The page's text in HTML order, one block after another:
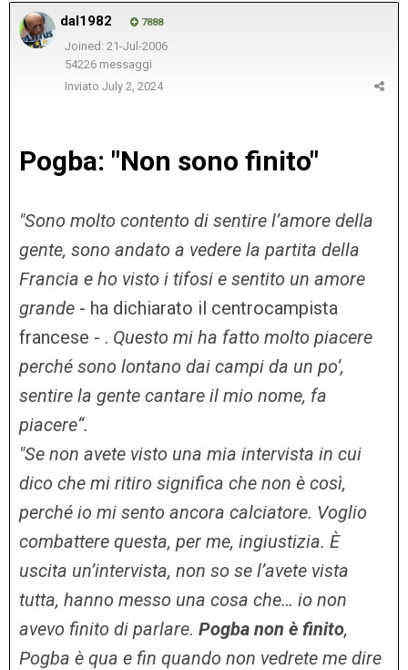
dal1982 7888
Joined: 21-Jul-2006
54226 messaggi
Inviato July 2, 2024
Pogba: "Non sono finito"
"Sono molto contento di sentire l’amore della
gente, sono andato a vedere la partita della
Francia e ho visto i tifosi e sentito un amore
grande - ha dichiarato il centrocampista
francese - . Questo mi ha fatto molto piacere
perché sono lontano dai campi da un po’,
sentire la gente cantare il mio nome, fa
piacere“.
"Se non avete visto una mia intervista in cui
dico che mi ritiro significa che non è così,
perché io mi sento ancora calciatore. Voglio
combattere questa, per me, ingiustizia. È
uscita un’intervista, non so se l’avete vista
tutta, hanno messo una cosa che… io non
avevo finito di parlare. Pogba non è finito,
Pogba è qua e fin quando non vedrete me dire